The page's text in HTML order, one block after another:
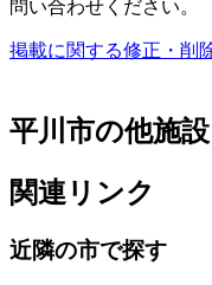
問い合わせください。
掲載に関する修正・削
平川市の他施設
関連リンク
近隣の市で探す